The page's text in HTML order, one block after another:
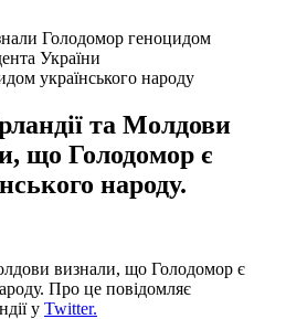
України
українського народу
та Молдови
що Голодомор є
народу.
визнали, що Голодомор є
Про це повідомляє
у Twitter.